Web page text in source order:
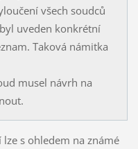
všech soudců
uveden konkrétní
Taková námitka
musel návrh na
s ohledem na známé